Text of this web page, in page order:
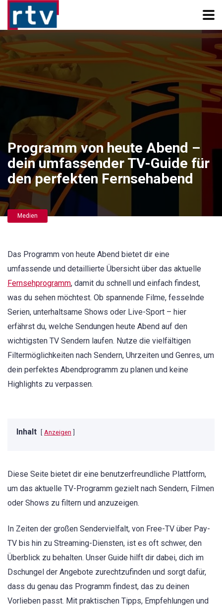
Programm von heute Abend –
dein umfassender TV-Guide für
den perfekten Fernsehabend
Medien
Das Programm von heute Abend bietet dir eine
umfassende und detaillierte Übersicht über das aktuelle
Fernsehprogramm, damit du schnell und einfach findest,
was du sehen möchtest. Ob spannende Filme, fesselnde
Serien, unterhaltsame Shows oder Live-Sport – hier
erfährst du, welche Sendungen heute Abend auf den
wichtigsten TV Sendern laufen. Nutze die vielfältigen
Filtermöglichkeiten nach Sendern, Uhrzeiten und Genres, um
dein perfektes Abendprogramm zu planen und keine
Highlights zu verpassen.
Inhalt Anzeigen
Diese Seite bietet dir eine benutzerfreundliche Plattform,
um das aktuelle TV-Programm gezielt nach Sendern, Filmen
oder Shows zu filtern und anzuzeigen.
In Zeiten der großen Sendervielfalt, von Free-TV über Pay-
TV bis hin zu Streaming-Diensten, ist es oft schwer, den
Überblick zu behalten. Unser Guide hilft dir dabei, dich im
Dschungel der Angebote zurechtzufinden und sorgt dafür,
dass du genau das Programm findest, das zu deinen
Vorlieben passt. Mit praktischen Tipps, Empfehlungen und